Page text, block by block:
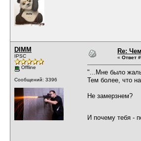
DIMM
IPSC
Offline
Сообщений: 3396
Re:
« Ответ
"...Мне было
Тем более, что
Не замерзнем?
И почему тебя -